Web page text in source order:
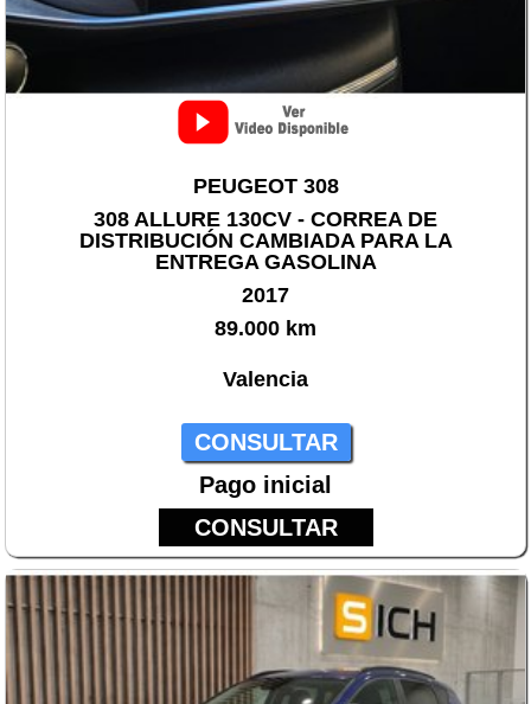
PEUGEOT 308
308 ALLURE 130CV - CORREA DE
DISTRIBUCIÓN CAMBIADA PARA LA
ENTREGA GASOLINA
2017
89.000 km
Valencia
CONSULTAR
Pago inicial
CONSULTAR